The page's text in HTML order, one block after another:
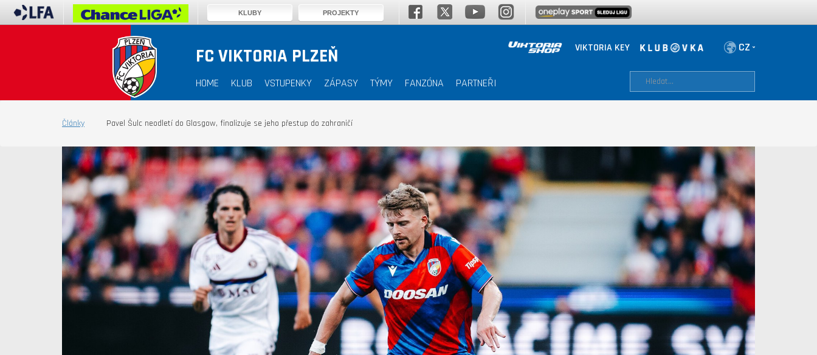
VIKTORIA KEY
FC VIKTORIA PLZEŇ
HOME KLUB VSTUPENKY ZÁPASY TÝMY FANZÓNA PARTNEŘI
Články Pavel Šulc neodletí do Glasgow, finalizuje se jeho přestup do zahraničí
KLUBY PROJEKTY